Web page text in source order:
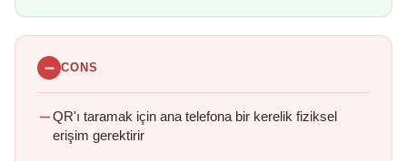
CONS
QR'ı taramak için ana telefona bir kerelik fiziksel
erişim gerektirir